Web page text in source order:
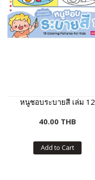
หนูชอบระบายสี เล่ม 12
40.00 THB
Add to Cart